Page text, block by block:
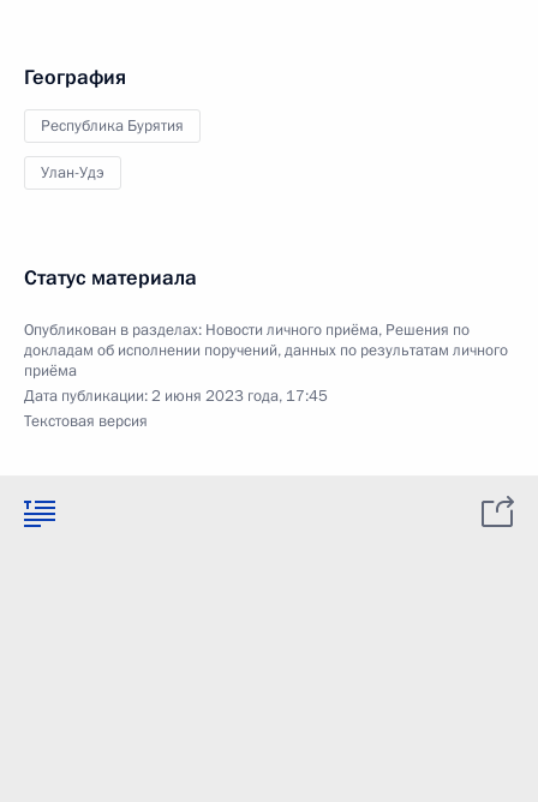
География
Республика Бурятия
Улан-Удэ
Статус материала
Опубликован в разделах: Новости личного приёма, Решения по
докладам об исполнении поручений, данных по результатам личного
приёма
Дата публикации:2 июня 2023 года, 17:45
Текстовая версия